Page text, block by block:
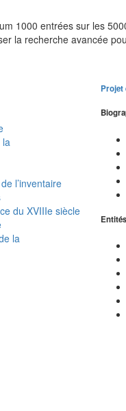
1000 entrées sur les
la recherche avancée
la
l’inventaire
du XVIIIe siècle
la
Projet
Entités